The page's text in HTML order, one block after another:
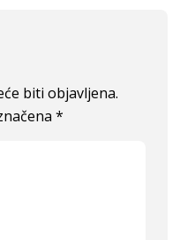
biti objavljena.
*